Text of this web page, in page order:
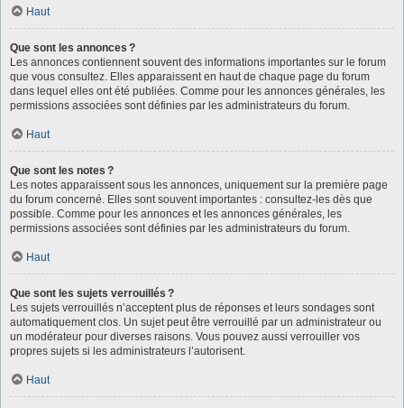
Haut
Que sont les annonces ?
Les annonces contiennent souvent des informations importantes sur le forum
que vous consultez. Elles apparaissent en haut de chaque page du forum
dans lequel elles ont été publiées. Comme pour les annonces générales, les
permissions associées sont définies par les administrateurs du forum.
Haut
Que sont les notes ?
Les notes apparaissent sous les annonces, uniquement sur la première page
du forum concerné. Elles sont souvent importantes : consultez-les dès que
possible. Comme pour les annonces et les annonces générales, les
permissions associées sont définies par les administrateurs du forum.
Haut
Que sont les sujets verrouillés ?
Les sujets verrouillés n’acceptent plus de réponses et leurs sondages sont
automatiquement clos. Un sujet peut être verrouillé par un administrateur ou
un modérateur pour diverses raisons. Vous pouvez aussi verrouiller vos
propres sujets si les administrateurs l’autorisent.
Haut